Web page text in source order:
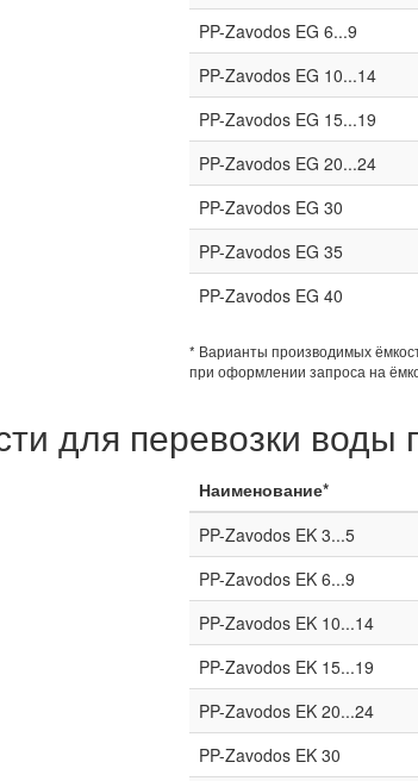
PP-Zavodos EG 6...9
PP-Zavodos EG 10...14
PP-Zavodos EG 15...19
PP-Zavodos EG 20...24
PP-Zavodos EG 30
PP-Zavodos EG 35
PP-Zavodos EG 40
* Варианты производимых
при оформлении запроса на
для перевозки воды
Наименование*
PP-Zavodos EK 3...5
PP-Zavodos EK 6...9
PP-Zavodos EK 10...14
PP-Zavodos EK 15...19
PP-Zavodos EK 20...24
PP-Zavodos EK 30